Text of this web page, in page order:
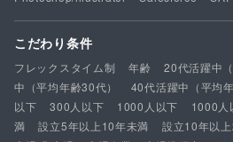
こだわり条件
フレックスタイム制 年齢 20代活躍中
中（平均年齢30代）
40代活躍中（平均
以下
300人以下 1000人以下 1000人
満
設立5年以上10年未満 設立10年以